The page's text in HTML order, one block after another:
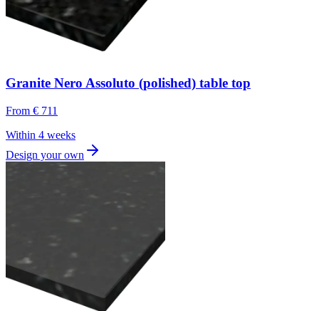
Granite Nero Assoluto (polished) table top
From € 711
Within 4 weeks
Design your own